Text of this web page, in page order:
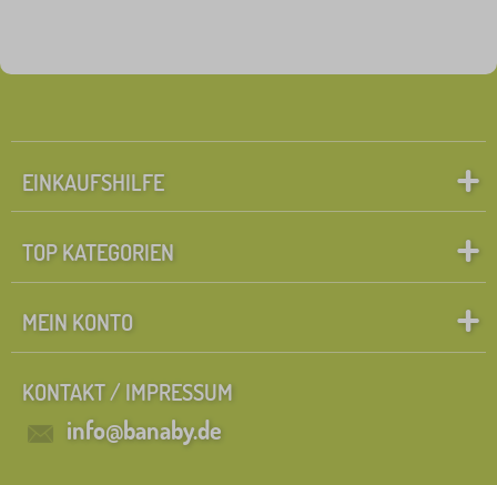
EINKAUFSHILFE
TOP KATEGORIEN
MEIN KONTO
KONTAKT / IMPRESSUM
info@banaby.de